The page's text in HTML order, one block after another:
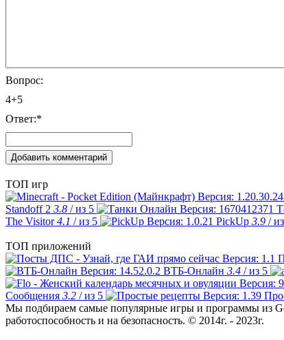
Вопрос:
4+5
Ответ:*
ТОП игр
Standoff 2 3.8 / из 5
The Visitor4.1 / из 5 PickUp 3.9 /
ТОП приложений
ВТБ-Онлайн 3.4 / из 5
Сообщения 3.2 / из 5
Мы подбираем самые популярные игры и программы из
работоспособность и на безопасность. © 2014г. - 2023г.